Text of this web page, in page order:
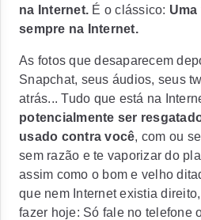
na Internet. É o clássico:
sempre na Internet.
As fotos que desaparecem
Snapchat, seus áudios, seus
atrás... Tudo que está na
potencialmente ser
usado contra você, com ou
sem razão e te vaporizar do
assim como o bom e velho
que nem Internet existia
fazer hoje: Só fale no telefone